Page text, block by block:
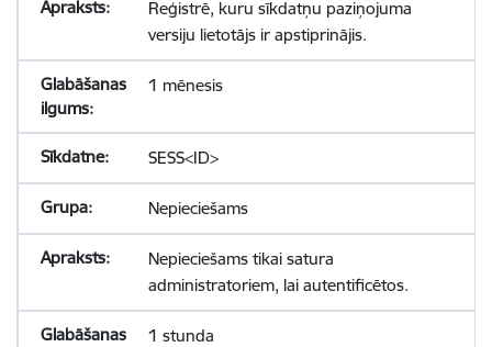
Reģistrē, kuru sīkdatņu paziņojuma
versiju lietotājs ir apstiprinājis.
1 mēnesis
SESS<ID>
Nepieciešams
Nepieciešams tikai satura
administratoriem, lai autentificētos.
1 stunda